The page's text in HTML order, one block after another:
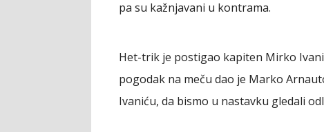
pa su kažnjavani u kontrama.
Het-trik je postigao kapiten Mirko
pogodak na meču dao je Marko
Ivaniću, da bismo u nastavku gledali